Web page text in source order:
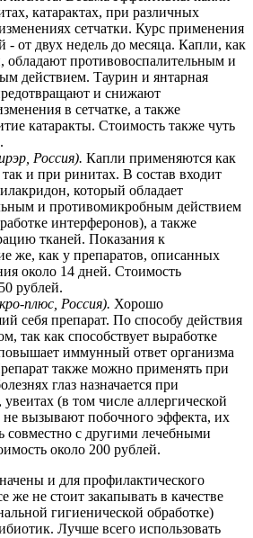
катарактах, при различных
сетчатки. Курс применения
- от двух недель до месяца. Капли, как
обладают противовоспалительным и
действием. Таурин и янтарная
и снижают
в сетчатке, а также
катаракты. Стоимость также чуть
Россия). Капли применяются как
так и при ринитах. В состав входит
который обладает
и противомикробным действием
интерферонов), а также
тканей. Показания к
же, как у препаратов, описанных
около 14 дней. Стоимость
рублей.
плюс, Россия). Хорошо
себя препарат. По способу действия
так как способствует выработке
иммунный ответ организма
также можно применять при
глаз назначается при
(в том числе аллергической
вызывают побочного эффекта, их
совместно с другими лечебными
около 200 рублей.
и для профилактического
же не стоит закапывать в качестве
гигиенической обработке)
Лучше всего использовать